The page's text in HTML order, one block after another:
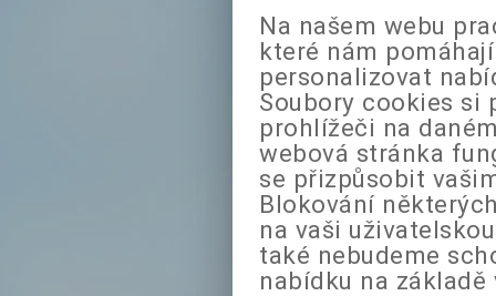
Na našem webu
které nám
personalizovat
Soubory cookies si
prohlížeči na
webová stránka
se přizpůsobit
Blokování
na vaši
také nebudeme
nabídku na